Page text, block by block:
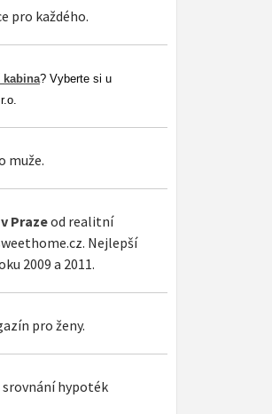
pro každého.
kabina? Vyberte si u
muže.
Prazeod realitní
Nejlepší
2009 a 2011.
pro ženy.
srovnání hypoték